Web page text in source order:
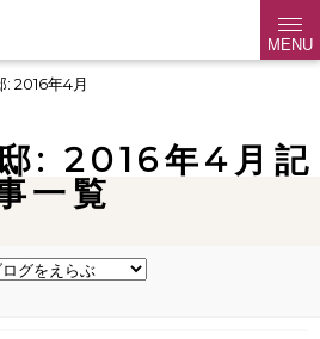
MENU
: 2016年4月
: 2016年4月記
一覧